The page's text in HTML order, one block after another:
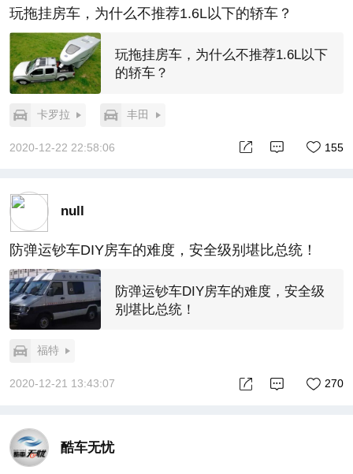
玩拖挂房车，为什么不推荐1.6L以下的轿车？
玩拖挂房车，为什么不推荐1.6L以下
的轿车？
卡罗拉 丰田
2020-12-22 22:58:06 155
null
防弹运钞车DIY房车的难度，安全级别堪比总统！
防弹运钞车DIY房车的难度，安全级
别堪比总统！
福特
2020-12-21 13:43:07 270
酷车无忧